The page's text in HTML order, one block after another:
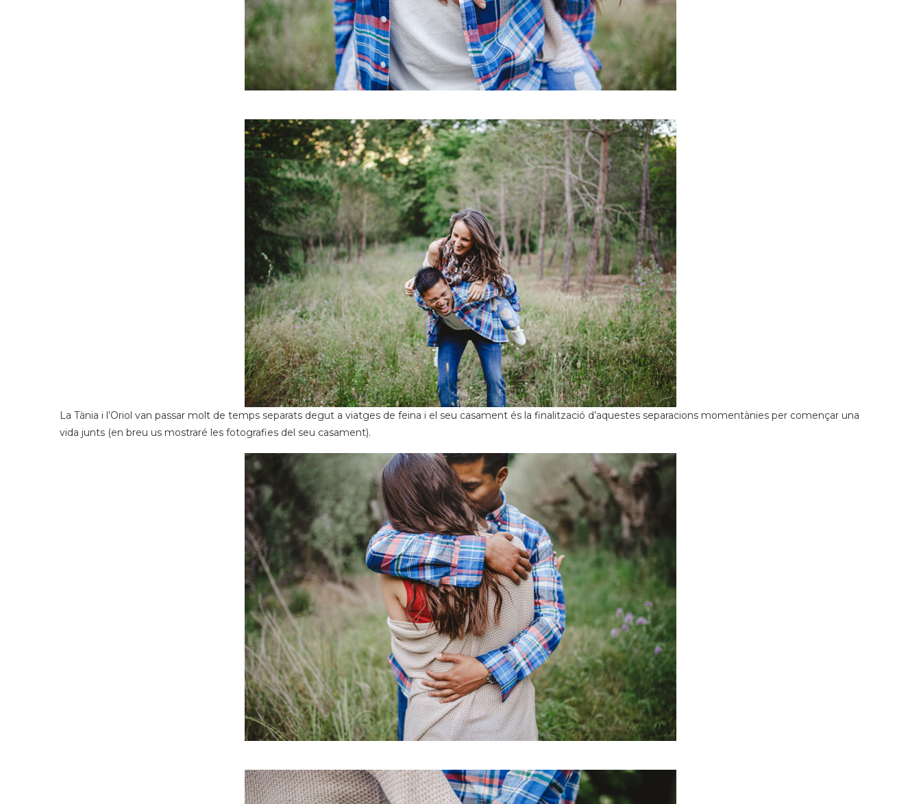
La Tània i l’Oriol van passar molt de temps separats degut a viatges de feina i el seu casament és la finalització d’aquestes separacions momentànies per començar una
vida junts (en breu us mostraré les fotografies del seu casament).